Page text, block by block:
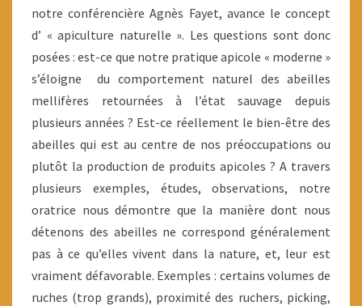
notre conférencière Agnès Fayet, avance le concept
d’ « apiculture naturelle ». Les questions sont donc
posées : est-ce que notre pratique apicole « moderne »
s’éloigne du comportement naturel des abeilles
mellifères retournées à l’état sauvage depuis
plusieurs années ? Est-ce réellement le bien-être des
abeilles qui est au centre de nos préoccupations ou
plutôt la production de produits apicoles ? A travers
plusieurs exemples, études, observations, notre
oratrice nous démontre que la manière dont nous
détenons des abeilles ne correspond généralement
pas à ce qu’elles vivent dans la nature, et, leur est
vraiment défavorable. Exemples : certains volumes de
ruches (trop grands), proximité des ruchers, picking,